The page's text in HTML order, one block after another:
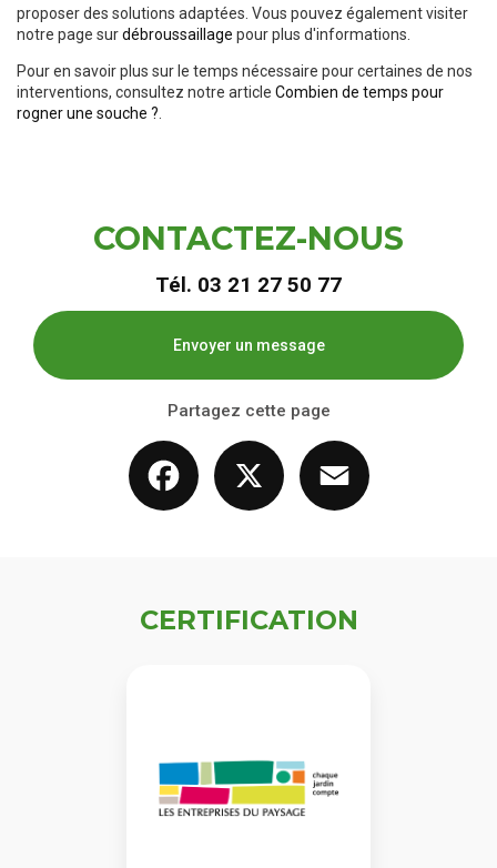
proposer des solutions adaptées. Vous pouvez également visiter
notre page surdébroussaillage pour plus d'informations.
Pour en savoir plus sur le temps nécessaire pour certaines de nos
interventions, consultez notre article Combien de temps pour
rogner une souche ?
CONTACTEZ-NOUS
Tél. 03 21 27 50 77
Envoyer un message
Partagez cette page
Facebook
CERTIFICATION